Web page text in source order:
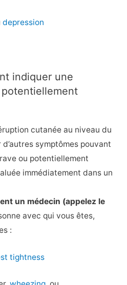
depression
indiquer une
cutanée au niveau du
symptômes pouvant
ou potentiellement
immédiatement dans un
un médecin (appelez le
avec qui vous êtes,
:
tightness